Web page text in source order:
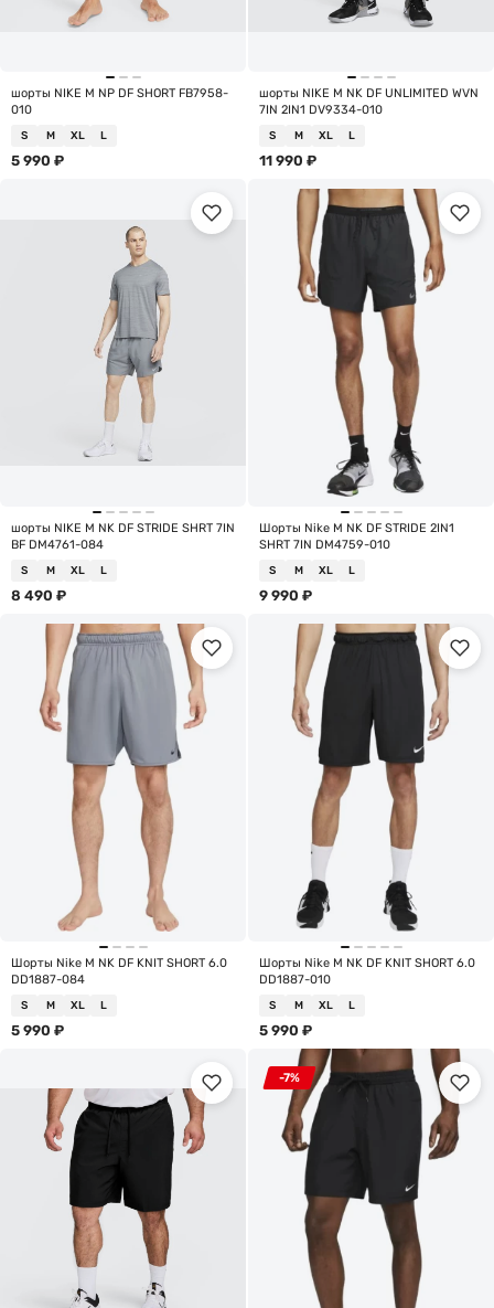
шорты NIKE M NP DF SHORT FB7958-
010
S M XL L
5 990 ₽
шорты NIKE M NK DF UNLIMITED WVN
7IN 2IN1 DV9334-010
S M XL L
11 990 ₽
шорты NIKE M NK DF STRIDE SHRT 7IN
BF DM4761-084
S M XL L
8 490 ₽
Шорты Nike M NK DF STRIDE 2IN1
SHRT 7IN DM4759-010
S M XL L
9 990 ₽
Шорты Nike M NK DF KNIT SHORT 6.0
DD1887-084
S M XL L
5 990 ₽
Шорты Nike M NK DF KNIT SHORT 6.0
DD1887-010
S M XL L
5 990 ₽
-7%